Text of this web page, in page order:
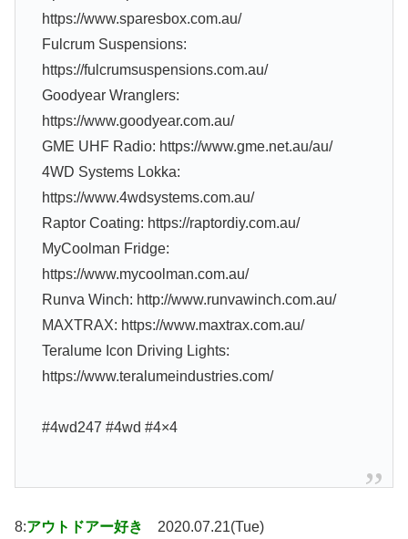
https://www.sparesbox.com.au/
Fulcrum Suspensions:
https://fulcrumsuspensions.com.au/
Goodyear Wranglers:
https://www.goodyear.com.au/
GME UHF Radio: https://www.gme.net.au/au/
4WD Systems Lokka:
https://www.4wdsystems.com.au/
Raptor Coating: https://raptordiy.com.au/
MyCoolman Fridge:
https://www.mycoolman.com.au/
Runva Winch: http://www.runvawinch.com.au/
MAXTRAX: https://www.maxtrax.com.au/
Teralume Icon Driving Lights:
https://www.teralumeindustries.com/
#4wd247 #4wd #4×4
8:アウトドアー好き 2020.07.21(Tue)